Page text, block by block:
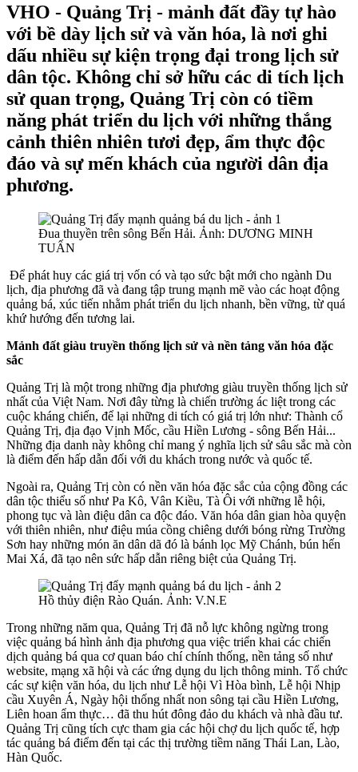
VHO - Quảng Trị - mảnh đất đầy tự hào
với bề dày lịch sử và văn hóa, là nơi ghi
dấu nhiều sự kiện trọng đại trong lịch sử
dân tộc. Không chỉ sở hữu các di tích lịch
sử quan trọng, Quảng Trị còn có tiềm
năng phát triển du lịch với những thắng
cảnh thiên nhiên tươi đẹp, ẩm thực độc
đáo và sự mến khách của người dân địa
phương.
Đua thuyền trên sông Bến Hải. Ảnh: DƯƠNG MINH
TUẤN
Để phát huy các giá trị vốn có và tạo sức bật mới cho ngành Du
lịch, địa phương đã và đang tập trung mạnh mẽ vào các hoạt động
quảng bá, xúc tiến nhằm phát triển du lịch nhanh, bền vững, từ quá
khứ hướng đến tương lai.
Mảnh đất giàu truyền thống lịch sử và nền tảng văn hóa đặc
sắc
Quảng Trị là một trong những địa phương giàu truyền thống lịch sử
nhất của Việt Nam. Nơi đây từng là chiến trường ác liệt trong các
cuộc kháng chiến, để lại những di tích có giá trị lớn như: Thành cổ
Quảng Trị, địa đạo Vịnh Mốc, cầu Hiền Lương - sông Bến Hải...
Những địa danh này không chỉ mang ý nghĩa lịch sử sâu sắc mà còn
là điểm đến hấp dẫn đối với du khách trong nước và quốc tế.
Ngoài ra, Quảng Trị còn có nền văn hóa đặc sắc của cộng đồng các
dân tộc thiểu số như Pa Kô, Vân Kiều, Tà Ôi với những lễ hội,
phong tục và làn điệu dân ca độc đáo. Văn hóa dân gian hòa quyện
với thiên nhiên, như điệu múa cồng chiêng dưới bóng rừng Trường
Sơn hay những món ăn dân dã đó là bánh lọc Mỹ Chánh, bún hến
Mai Xá, đã tạo nên sức hấp dẫn riêng biệt của Quảng Trị.
Hồ thủy điện Rào Quán. Ảnh: V.N.E
Trong những năm qua, Quảng Trị đã nỗ lực không ngừng trong
việc quảng bá hình ảnh địa phương qua việc triển khai các chiến
dịch quảng bá qua cơ quan báo chí chính thống, nền tảng số như
website, mạng xã hội và các ứng dụng du lịch thông minh. Tổ chức
các sự kiện văn hóa, du lịch như Lễ hội Vì Hòa bình, Lễ hội Nhịp
cầu Xuyên Á, Ngày hội thống nhất non sông tại cầu Hiền Lương,
Liên hoan ẩm thực… đã thu hút đông đảo du khách và nhà đầu tư.
Quảng Trị cũng tích cực tham gia các hội chợ du lịch quốc tế, hợp
tác quảng bá điểm đến tại các thị trường tiềm năng Thái Lan, Lào,
Hàn Quốc.